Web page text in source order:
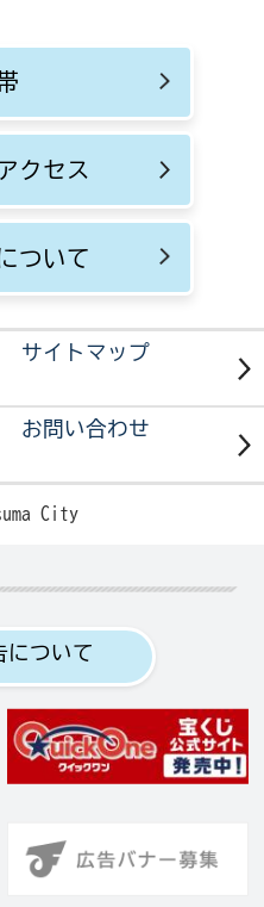
クセス
ついて
サイトマップ
お問い合わせ
City
について